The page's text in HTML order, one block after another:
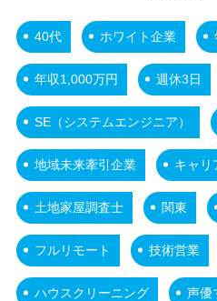
40代 ホワイト企業
年収1,000万円 週休3日
SE（システムエンジニア）
地域未来牽引企業 キャリ
土地家屋調査士 関東
フルリモート 技術営業
ハウスクリーニング 声優